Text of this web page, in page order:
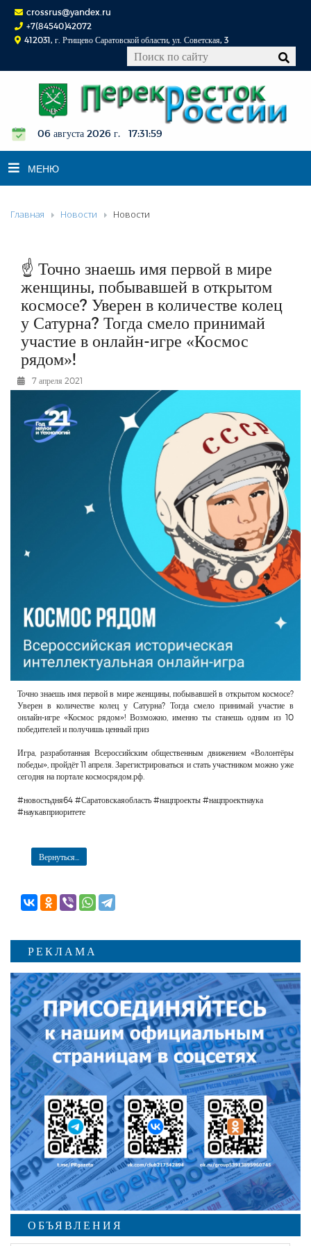
crossrus@yandex.ru
+7(84540)42072
412031, г. Ртищево Саратовской области, ул. Советская, 3
06 августа 2026 г. 17:32:00
МЕНЮ
НОВОСТИ
К СВЕДЕНИЮ
КОНКУРСЫ
ФОТОРЕПОРТАЖИ
РЕКЛАМОДАТЕЛЯМ
ОБЪЯВЛЕНИЯ
КОНТАКТЫ
Главная Новости Новости
☝️ Точно знаешь имя первой в мире
женщины, побывавшей в открытом
космосе? Уверен в количестве колец
у Сатурна? Тогда смело принимай
участие в онлайн-игре «Космос
рядом»!
7 апреля 2021
Точно знаешь имя первой в мире женщины, побывавшей в открытом космосе?
Уверен в количестве колец у Сатурна? Тогда смело принимай участие в
онлайн-игре «Космос рядом»! Возможно, именно ты станешь одним из 10
победителей и получишь ценный приз
Игра, разработанная Всероссийским общественным движением «Волонтёры
победы», пройдёт 11 апреля. Зарегистрироваться и стать участником можно уже
сегодня на портале космосрядом.рф.
#новостьдня64 #Саратовскаяобласть #нацпроекты #нацпроектнаука
#наукавприоритете
Вернуться...
РЕКЛАМА
ОБЪЯВЛЕНИЯ